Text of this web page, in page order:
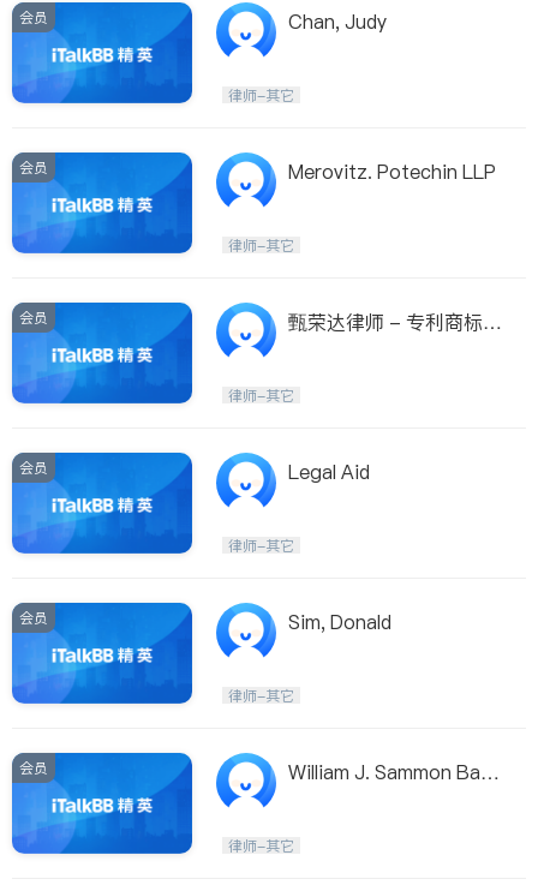
会员 Chan, Judy
律师-其它
会员 Merovitz. Potechin LLP
律师-其它
会员
甄荣达律师 - 专利商标代
律师-其它
会员 Legal Aid
律师-其它
会员 Sim, Donald
律师-其它
会员
William J. Sammon Barri
律师-其它